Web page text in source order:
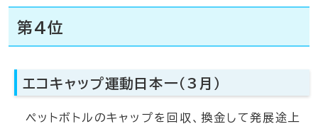
第4位
エコキャップ運動日本一（3月）
ペットボトルのキャップを回収、換金して発展途上